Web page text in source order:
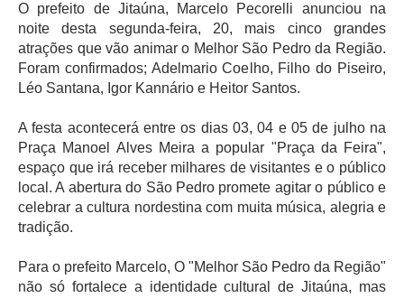
O prefeito de Jitaúna, Marcelo Pecorelli anunciou na
noite desta segunda-feira, 20, mais cinco grandes
atrações que vão animar o Melhor São Pedro da Região.
Foram confirmados; Adelmario Coelho, Filho do Piseiro,
Léo Santana, Igor Kannário e Heitor Santos.
A festa acontecerá entre os dias 03, 04 e 05 de julho na
Praça Manoel Alves Meira a popular "Praça da Feira",
espaço que irá receber milhares de visitantes e o público
local. A abertura do São Pedro promete agitar o público e
celebrar a cultura nordestina com muita música, alegria e
tradição.
Para o prefeito Marcelo, O "Melhor São Pedro da Região"
não só fortalece a identidade cultural de Jitaúna, mas